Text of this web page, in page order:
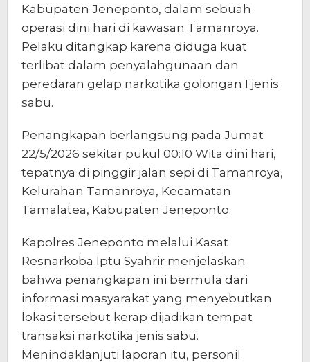
Kabupaten Jeneponto, dalam sebuah
operasi dini hari di kawasan Tamanroya.
Pelaku ditangkap karena diduga kuat
terlibat dalam penyalahgunaan dan
peredaran gelap narkotika golongan I jenis
sabu.
Penangkapan berlangsung pada Jumat
22/5/2026 sekitar pukul 00:10 Wita dini hari,
tepatnya di pinggir jalan sepi di Tamanroya,
Kelurahan Tamanroya, Kecamatan
Tamalatea, Kabupaten Jeneponto.
Kapolres Jeneponto melalui Kasat
Resnarkoba Iptu Syahrir menjelaskan
bahwa penangkapan ini bermula dari
informasi masyarakat yang menyebutkan
lokasi tersebut kerap dijadikan tempat
transaksi narkotika jenis sabu.
Menindaklanjuti laporan itu, personil